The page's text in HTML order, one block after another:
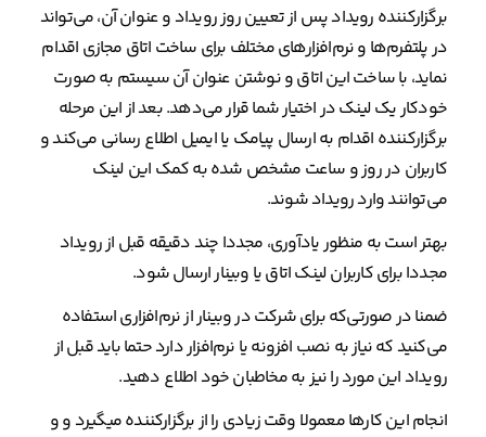
برگزارکننده رویداد پس از تعیین روز رویداد و عنوان آن، می‌تواند
در پلتفرم‌ها و نرم‌افزارهای مختلف برای ساخت اتاق مجازی اقدام
نماید، با ساخت این اتاق و نوشتن عنوان آن سیستم به صورت
خودکار یک لینک در اختیار شما قرار می‌دهد. بعد از این مرحله
برگزارکننده اقدام به ارسال پیامک یا ایمیل اطلاع رسانی می‌کند و
کاربران در روز و ساعت مشخص شده به کمک این لینک
می‌توانند وارد رویداد شوند.
بهتر است به منظور یادآوری، مجددا چند دقیقه قبل از رویداد
مجددا برای کاربران لینک اتاق یا وبینار ارسال شود.
ضمنا در صورتی‌که برای شرکت در وبینار از نرم‌افزاری استفاده
می‌کنید که نیاز به نصب افزونه یا نرم‌افزار دارد حتما باید قبل از
رویداد این مورد را نیز به مخاطبان خود اطلاع دهید.
انجام این کارها معمولا وقت زیادی را از برگزارکننده میگیرد و و